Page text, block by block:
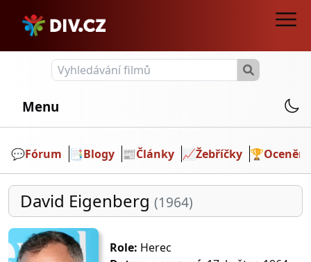
Menu
💬️Fórum 📑Blogy 📰Články 📈Žebříčky 🏆Ocenění
David Eigenberg (1964)
Role: Herec